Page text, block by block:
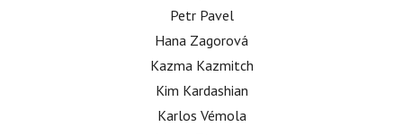
Petr Pavel
Hana Zagorová
Kazma Kazmitch
Kim Kardashian
Karlos Vémola